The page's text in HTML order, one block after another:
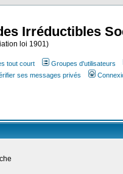
Irréductibles
loi 1901)
tout court Groupes d'utilisateurs
ses messages privés